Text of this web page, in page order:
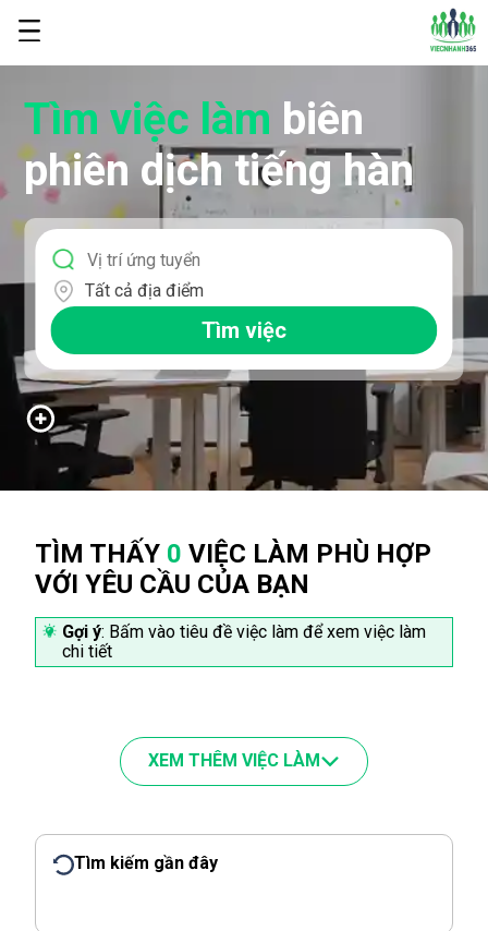
Tìm việc làm biên
phiên dịch tiếng hàn
Tất cả địa điểm
Tìm việc
TÌM THẤY 0 VIỆC LÀM PHÙ HỢP
VỚI YÊU CẦU CỦA BẠN
Gợi ý: Bấm vào tiêu đề việc làm để xem việc làm
chi tiết
XEM THÊM VIỆC LÀM
Tìm kiếm gần đây